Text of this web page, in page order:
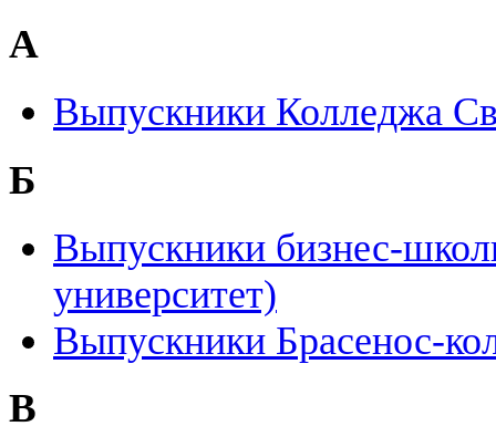
А
Выпускники Колледжа
Б
Выпускники бизнес-
университет)
Выпускники Брасенос-
В